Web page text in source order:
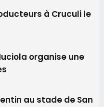
le 13 septembre